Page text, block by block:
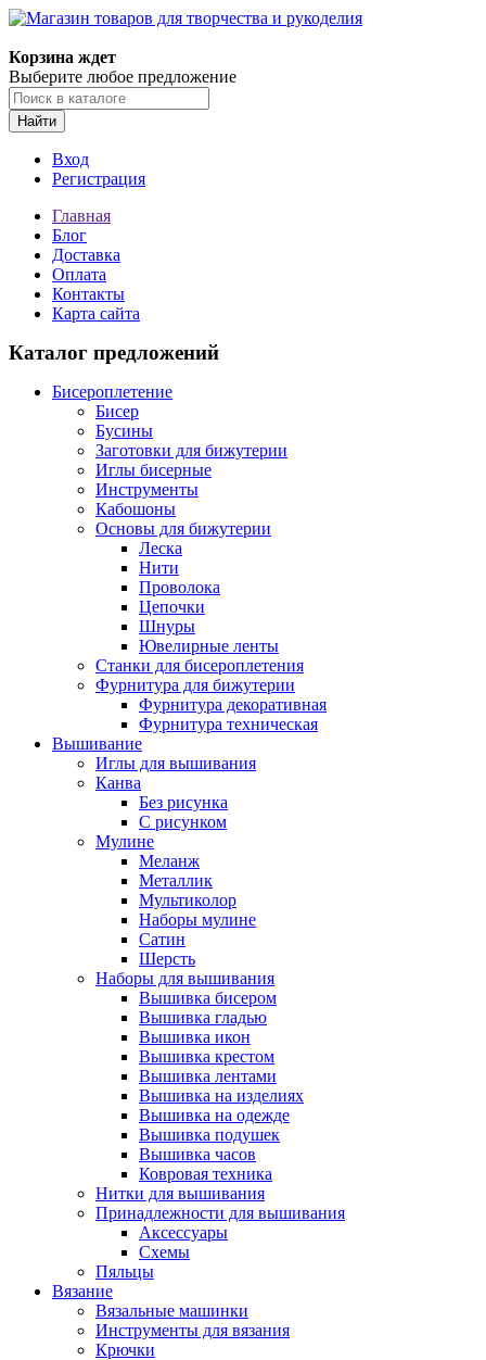
Корзина ждет
Выберите любое предложение
Найти
Вход
Регистрация
Главная
Блог
Доставка
Оплата
Контакты
Карта сайта
Каталог предложений
Бисероплетение
Бисер
Бусины
Заготовки для бижутерии
Иглы бисерные
Инструменты
Кабошоны
Основы для бижутерии
Леска
Нити
Проволока
Цепочки
Шнуры
Ювелирные ленты
Станки для бисероплетения
Фурнитура для бижутерии
Фурнитура декоративная
Фурнитура техническая
Вышивание
Иглы для вышивания
Канва
Без рисунка
С рисунком
Мулине
Меланж
Металлик
Мультиколор
Наборы мулине
Сатин
Шерсть
Наборы для вышивания
Вышивка бисером
Вышивка гладью
Вышивка икон
Вышивка крестом
Вышивка лентами
Вышивка на изделиях
Вышивка на одежде
Вышивка подушек
Вышивка часов
Ковровая техника
Нитки для вышивания
Принадлежности для вышивания
Аксессуары
Схемы
Пяльцы
Вязание
Вязальные машинки
Инструменты для вязания
Крючки